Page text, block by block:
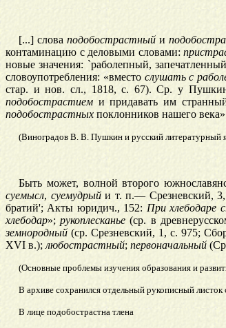
[...] словаподобострастный и
контаминацию с деловыми словами:
новые значения: `раболепный,
словоупотребления: «вместо слушать с
стар. и нов. сл., 1818, с. 67). Ср. у
подобострастием и придавать им
подобострастных поклонников нашего
(Виноградов В. В. Пушкин и русский литературный
Быть может, волной второго
суемысл, суемудрыйи т. п.— Срезневский,
братий'; Акты юридич., 152: При хлебодаре
хлебодар»;рукоплесканье (ср. в
земнородный (ср. Срезневский, 1, с. 975;
XVI в.);любострастный; первоначальный
(Основные проблемы изучения образования и
В архиве сохранился отдельный рукописный
В лице подобострастна тлена